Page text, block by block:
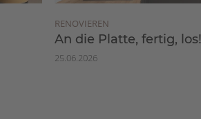
RENOVIEREN
An die Platte, fertig,
25.06.2026